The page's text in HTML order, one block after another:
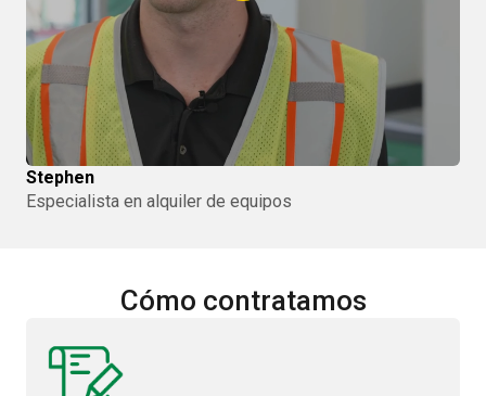
Stephen
Especialista en alquiler de equipos
Cómo contratamos